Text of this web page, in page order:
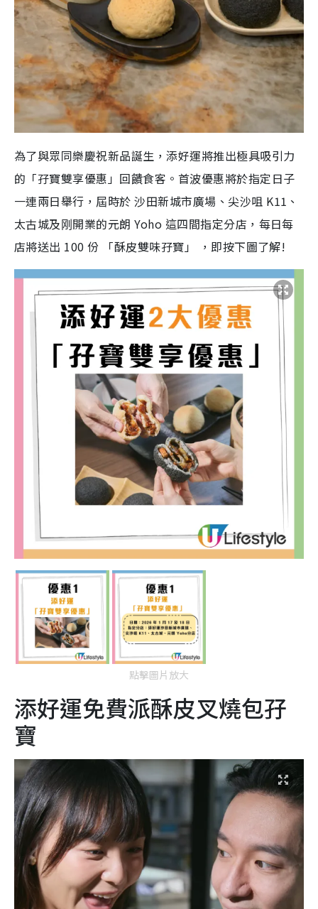
為了與眾同樂慶祝新品誕生，添好運將推出極具吸引力
的「孖寶雙享優惠」回饋食客。首波優惠將於指定日子
一連兩日舉行，屆時於 沙田新城市廣場、尖沙咀 K11、
太古城及刚開業的元朗 Yoho 這四間指定分店，每日每
店將送出 100 份 「酥皮雙味孖寶」 ，即按下圖了解!
點擊圖片放大
添好運免費派酥皮叉燒包孖
寶